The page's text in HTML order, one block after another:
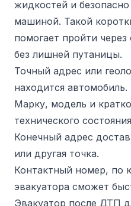
жидкостей и
машиной. Такой
помогает пройти
без лишней путаницы.
Точный адрес или
находится автомобиль.
Марку, модель и
технического
Конечный адрес
или другая точка.
Контактный номер, по
эвакуатора сможет
Эвакуатор после ДТП